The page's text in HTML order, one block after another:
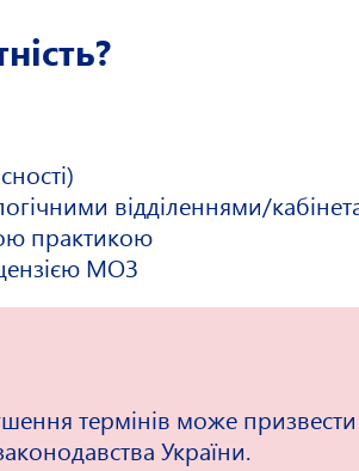
відділеннями/
практикою
МОЗ
термінів може призвести
України.